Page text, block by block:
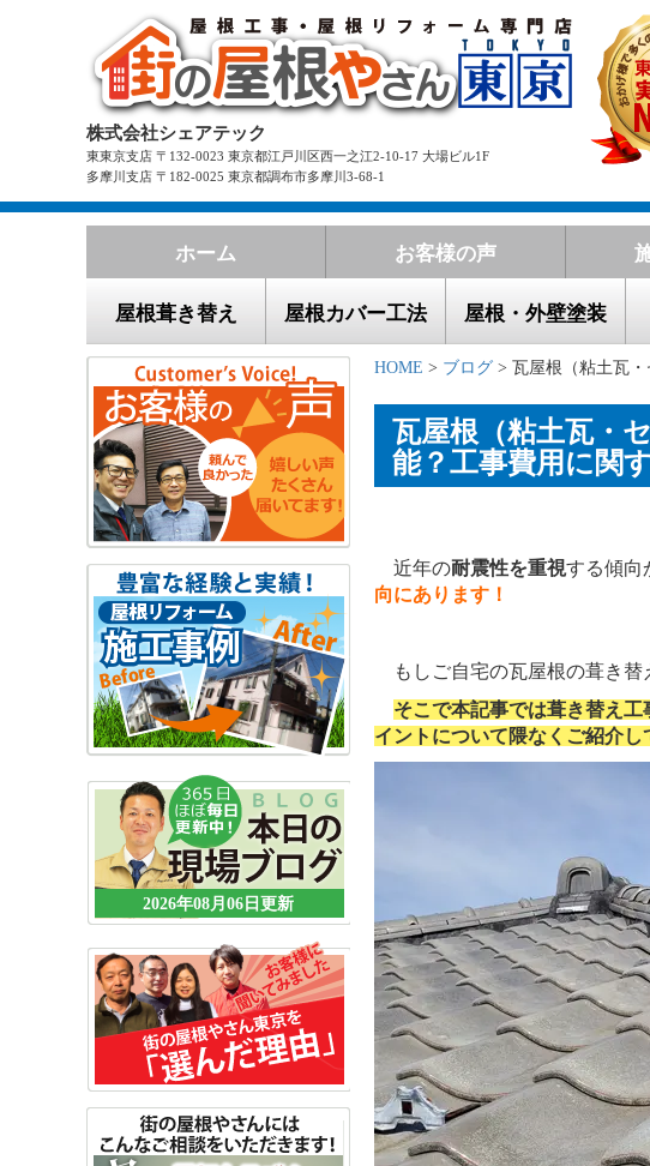
株式会社シェアテック
東東京支店 〒132-0023 東京都江戸川区西一之江2-10-17 大場ビル1F
多摩川支店 〒182-0025 東京都調布市多摩川3-68-1
ホーム お客様の声
屋根葺き替え 屋根カバー工法 屋根・外壁塗装
2026年08月06日更新
HOME > ブログ > 瓦屋根（粘土瓦
瓦屋根（粘土瓦・
能？工事費用に関
近年の耐震性を重視する傾向
向にあります！
もしご自宅の瓦屋根の葺き替
そこで本記事では葺き替え
イントについて隈なくご紹介